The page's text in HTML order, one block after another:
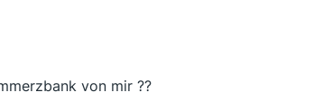
von mir ??